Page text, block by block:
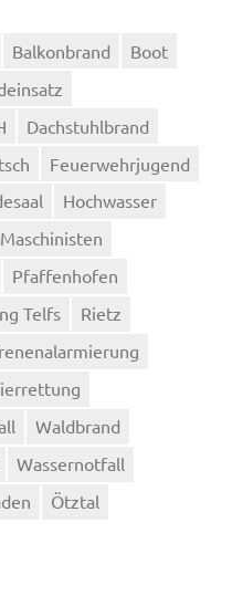
Balkonbrand
Boot
Dachstuhlbrand
Feuerwehrjugend
Hochwasser
Maschinisten
Pfaffenhofen
Telfs
Rietz
Waldbrand
Wassernotfall
Ötztal